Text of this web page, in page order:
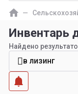
Инвентарь
Найдено
в лизинг